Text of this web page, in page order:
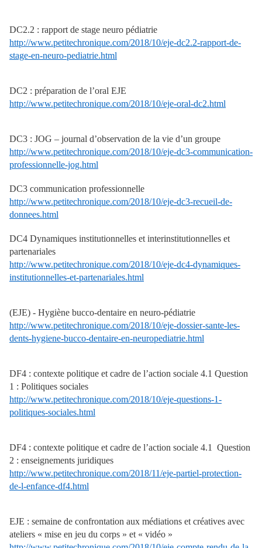
DC2.2 : rapport de stage neuro pédiatrie
http://www.petitechronique.com/2018/10/eje-dc2.2-rapport-de-
stage-en-neuro-pediatrie.html
DC2 : préparation de l’oral EJE
http://www.petitechronique.com/2018/10/eje-oral-dc2.html
DC3 : JOG – journal d’observation de la vie d’un groupe
http://www.petitechronique.com/2018/10/eje-dc3-communication-
professionnelle-jog.html
DC3 communication professionnelle
http://www.petitechronique.com/2018/10/eje-dc3-recueil-de-
donnees.html
DC4 Dynamiques institutionnelles et interinstitutionnelles et
partenariales
http://www.petitechronique.com/2018/10/eje-dc4-dynamiques-
institutionnelles-et-partenariales.html
(EJE) - Hygiène bucco-dentaire en neuro-pédiatrie
http://www.petitechronique.com/2018/10/eje-dossier-sante-les-
dents-hygiene-bucco-dentaire-en-neuropediatrie.html
DF4 : contexte politique et cadre de l’action sociale 4.1 Question
1 : Politiques sociales
http://www.petitechronique.com/2018/10/eje-questions-1-
politiques-sociales.html
DF4 : contexte politique et cadre de l’action sociale 4.1 Question
2 : enseignements juridiques
http://www.petitechronique.com/2018/11/eje-partiel-protection-
de-l-enfance-df4.html
EJE : semaine de confrontation aux médiations et créatives avec
ateliers « mise en jeu du corps » et « vidéo »